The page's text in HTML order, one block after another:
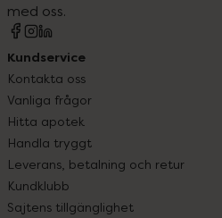
med oss.
Kundservice
Kontakta oss
Vanliga frågor
Hitta apotek
Handla tryggt
Leverans, betalning och retur
Kundklubb
Sajtens tillgänglighet